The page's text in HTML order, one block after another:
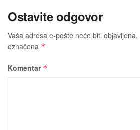
Ostavite odgovor
Vaša adresa e-pošte neće biti obјavljena.
označena *
Komentar *